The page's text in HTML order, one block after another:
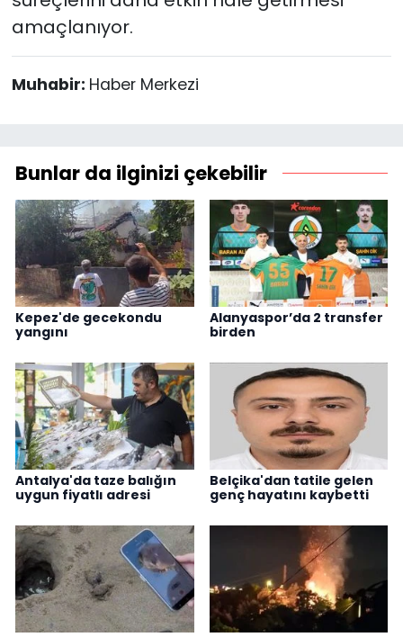
amaçlanıyor.
Muhabir: Haber Merkezi
Bunlar da ilginizi çekebilir
Kepez'de gecekondu
yangını
Alanyaspor’da 2 transfer
birden
Antalya'da taze balığın
uygun fiyatlı adresi
Belçika'dan tatile gelen
genç hayatını kaybetti